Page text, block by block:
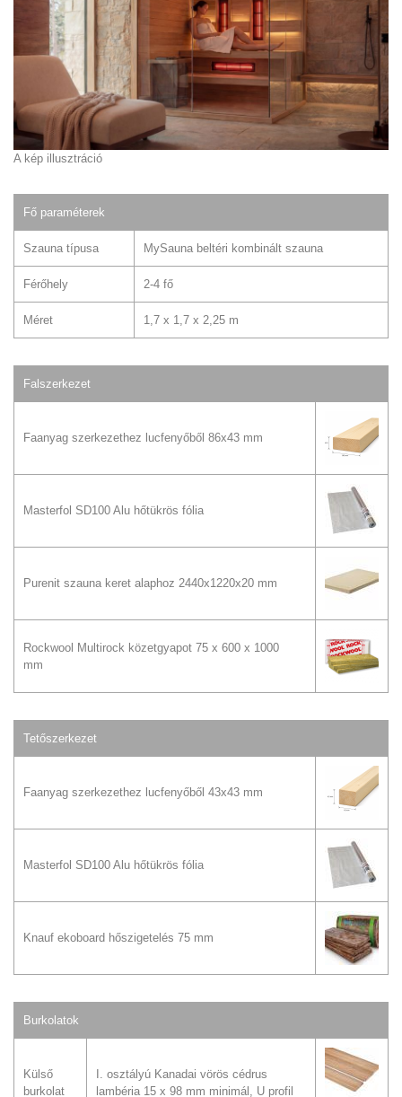
A kép illusztráció
Fő paraméterek
Szauna típusa MySauna beltéri kombinált szauna
Férőhely 2-4 fő
Méret 1,7 x 1,7 x 2,25 m
Falszerkezet
Faanyag szerkezethez lucfenyőből 86x43 mm
Masterfol SD100 Alu hőtükrös fólia
Purenit szauna keret alaphoz 2440x1220x20 mm
Rockwool Multirock közetgyapot 75 x 600 x 1000
mm
Tetőszerkezet
Faanyag szerkezethez lucfenyőből 43x43 mm
Masterfol SD100 Alu hőtükrös fólia
Knauf ekoboard hőszigetelés 75 mm
Burkolatok
Külső
burkolat
I. osztályú Kanadai vörös cédrus
lambéria 15 x 98 mm minimál, U profil